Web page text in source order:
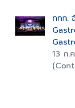
ททท.
13 ก.